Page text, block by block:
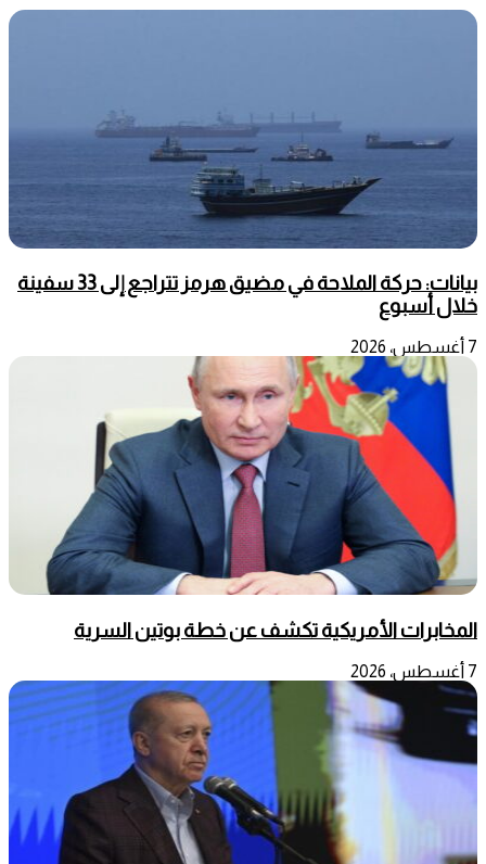
بيانات: حركة الملاحة في مضيق هرمز تتراجع إلى 33 سفينة
خلال أسبوع
7 أغسطس، 2026
المخابرات الأمريكية تكشف عن خطة بوتين السرية
7 أغسطس، 2026